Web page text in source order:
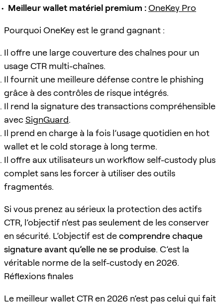
Meilleur wallet matériel premium :OneKey Pro
Pourquoi OneKey est le grand gagnant :
Il offre une large couverture des chaînes pour un
usage CTR multi-chaînes.
Il fournit une meilleure défense contre le phishing
grâce à des contrôles de risque intégrés.
Il rend la signature des transactions compréhensible
avecSignGuard.
Il prend en charge à la fois l’usage quotidien en hot
wallet et le cold storage à long terme.
Il offre aux utilisateurs un workflow self-custody plus
complet sans les forcer à utiliser des outils
fragmentés.
Si vous prenez au sérieux la protection des actifs
CTR, l’objectif n’est pas seulement de les conserver
en sécurité. L’objectif est decomprendre chaque
signature avant qu’elle ne se produise. C’est la
véritable norme de la self-custody en 2026.
Réflexions finales
Le meilleur wallet CTR en 2026 n’est pas celui qui fait